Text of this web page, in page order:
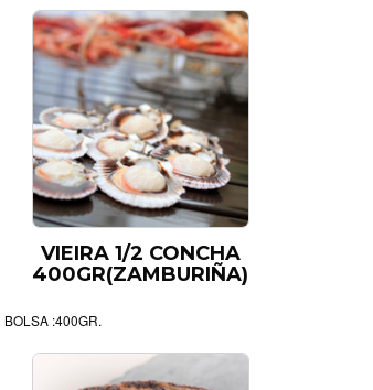
VIEIRA 1/2 CONCHA
400GR(ZAMBURIÑA)
BOLSA :400GR.